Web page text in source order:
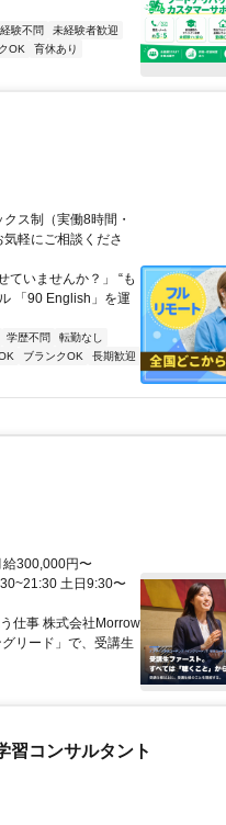
経験不問
未経験者歓迎
OK
育休あり
ス制（実働8時間・
軽にご相談くださ
ていませんか？」 “も
「90 English」を運
学歴不問
転勤なし
ブランクOK
長期歓迎
給300,000円〜
土日9:30〜
仕事 株式会社Morrow
リード」で、受講生
習コンサルタント